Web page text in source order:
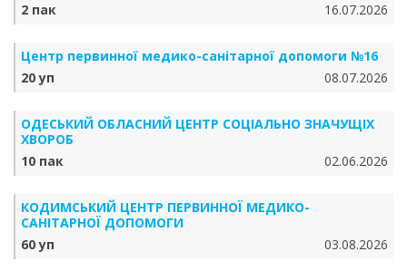
2 пак
16.07.2026
Центр первинної медико-санітарної допомоги №16
20 уп
08.07.2026
ОДЕСЬКИЙ ОБЛАСНИЙ ЦЕНТР СОЦІАЛЬНО ЗНАЧУЩІХ
ХВОРОБ
10 пак
02.06.2026
КОДИМСЬКИЙ ЦЕНТР ПЕРВИННОЇ МЕДИКО-
САНІТАРНОЇ ДОПОМОГИ
60 уп
03.08.2026